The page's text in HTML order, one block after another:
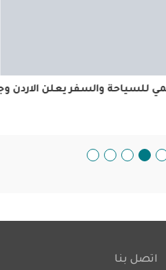
يعلن الاردن وجهة آمنة
اتصل بنا